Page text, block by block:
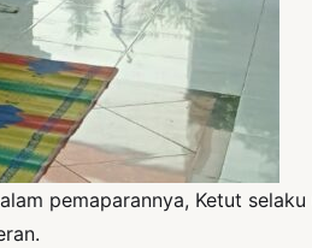
pemaparannya, Ketut